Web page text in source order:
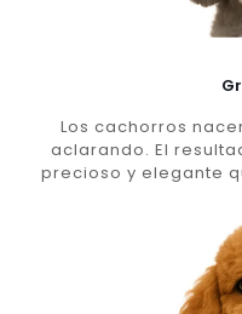
Los cachorros
aclarando. El
precioso y elegante